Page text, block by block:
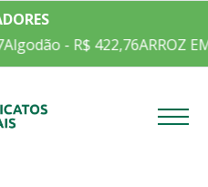
422,76ARROZ EM CASCA